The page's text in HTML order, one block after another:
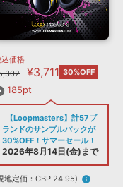
音楽カード
楽曲配信流通 サービス
無償のサウンド管理ソフト
ROUTER.FM
効果音
価格
¥3,711 30%OFF
185pt
【Loopmasters】計57ブ
ランドのサンプルパックが
30%OFF！サマーセール！
2026年8月14日(金)まで
地定価：GBP 24.95) info